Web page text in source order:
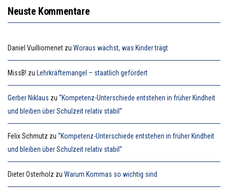
Neuste Kommentare
Daniel Vuilliomenet zu Woraus wächst, was Kinder trägt
MissB! zu Lehrkräftemangel – staatlich gefördert
Gerber Niklaus zu “Kompetenz-Unterschiede entstehen in früher Kindheit
und bleiben über Schulzeit relativ stabil”
Felix Schmutz zu “Kompetenz-Unterschiede entstehen in früher Kindheit
und bleiben über Schulzeit relativ stabil”
Dieter Osterholz zu Warum Kommas so wichtig sind